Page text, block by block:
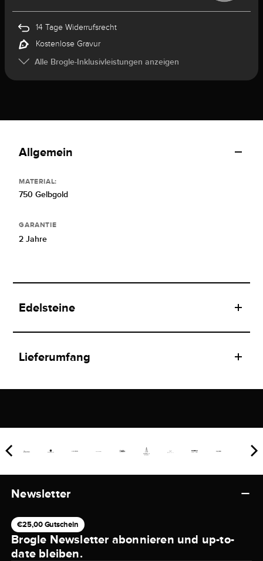
14 Tage Widerrufsrecht
Kostenlose Gravur
Alle Brogle-Inklusivleistungen anzeigen
Allgemein
MATERIAL:
750 Gelbgold
GARANTIE
2 Jahre
Edelsteine
Lieferumfang
Newsletter
€25,00 Gutschein
Brogle Newsletter abonnieren und up-to-
date bleiben.